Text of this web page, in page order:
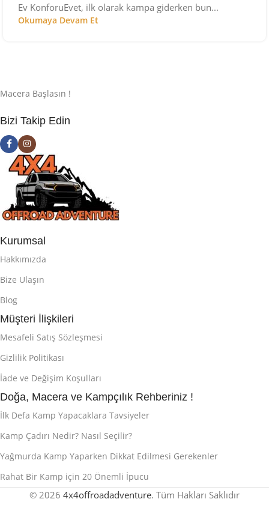
Ev KonforuEvet, ilk olarak kampa giderken bun...
Okumaya Devam Et
Macera Başlasın !
Bizi Takip Edin
Kurumsal
Hakkımızda
Bize Ulaşın
Blog
Müşteri İlişkileri
Mesafeli Satış Sözleşmesi
Gizlilik Politikası
İade ve Değişim Koşulları
Doğa, Macera ve Kampçılık Rehberiniz !
İlk Defa Kamp Yapacaklara Tavsiyeler
Kamp Çadırı Nedir? Nasıl Seçilir?
Yağmurda Kamp Yaparken Dikkat Edilmesi Gerekenler
Rahat Bir Kamp için 20 Önemli İpucu
© 2026 4x4offroadadventure. Tüm Hakları Saklıdır